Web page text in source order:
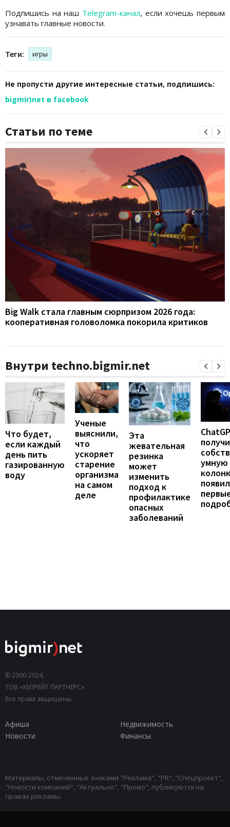
Подпишись на наш Telegram-канал, если хочешь первым
узнавать главные новости.
Теги: игры
Не пропусти другие интересные статьи, подпишись:
bigmir)net в facebook
Статьи по теме
Big Walk стала главным сюрпризом 2026 года:
кооперативная головоломка покорила критиков
Внутри techno.bigmir.net
Что будет,
если каждый
день пить
газированную
воду
Ученые
выяснили,
что
ускоряет
старение
организма
на самом
деле
Эта
жевательная
резинка
может
изменить
подход к
профилактике
опасных
заболеваний
умную
© 2000-2024,
ТОВ «КЕПРЕЙТ ПАРТНЕРС».
Все права защищены.
Афиша
Недвижимость
Новости
Финансы
Материалы, отмеченные знаками "Реклама", "PR", "Спецпроект",
"Новости компаний", "Актуально", "Промо", публикуются на
правах рекламы.